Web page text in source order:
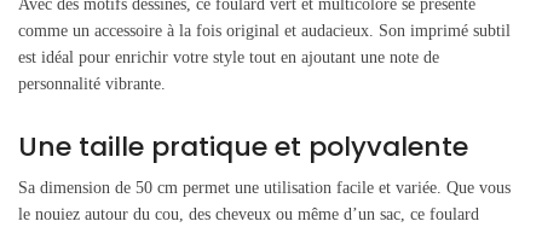
Avec des motifs dessinés, ce foulard vert et multicolore se présente
comme un accessoire à la fois original et audacieux. Son imprimé subtil
est idéal pour enrichir votre style tout en ajoutant une note de
personnalité vibrante.
Une taille pratique et polyvalente
Sa dimension de 50 cm permet une utilisation facile et variée. Que vous
le nouiez autour du cou, des cheveux ou même d’un sac, ce foulard